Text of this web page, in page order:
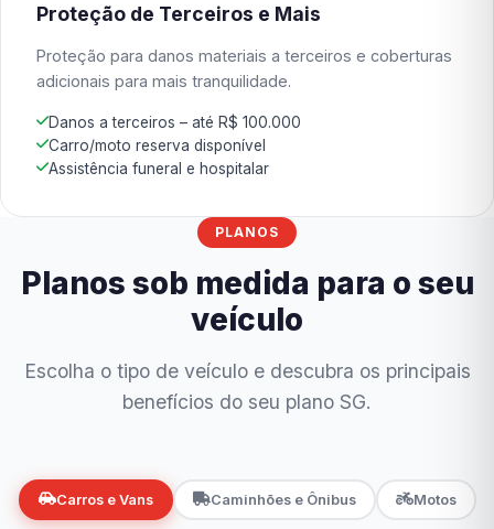
Proteção de Terceiros e Mais
Proteção para danos materiais a terceiros e coberturas
adicionais para mais tranquilidade.
Danos a terceiros – até R$ 100.000
Carro/moto reserva disponível
Assistência funeral e hospitalar
PLANOS
Planos sob medida para o seu
veículo
Escolha o tipo de veículo e descubra os principais
benefícios do seu plano SG.
Carros e Vans Caminhões e Ônibus Motos